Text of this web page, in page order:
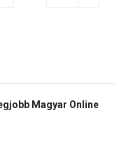
Magyar Online